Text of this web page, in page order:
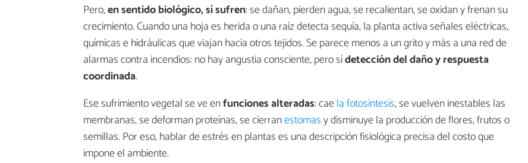
Pero,en sentido biológico, sí sufren: se dañan, pierden agua, se recalientan, se oxidan y frenan su
crecimiento. Cuando una hoja es herida o una raíz detecta sequía, la planta activa señales eléctricas,
químicas e hidráulicas que viajan hacia otros tejidos. Se parece menos a un grito y más a una red de
alarmas contra incendios: no hay angustia consciente, pero sídetección del daño y respuesta
coordinada.
Ese sufrimiento vegetal se ve enfunciones alteradas: caela fotosíntesis, se vuelven inestables las
membranas, se deforman proteínas, se cierranestomasy disminuye la producción de flores, frutos o
semillas. Por eso, hablar de estrés en plantas es una descripción fisiológica precisa del costo que
impone el ambiente.